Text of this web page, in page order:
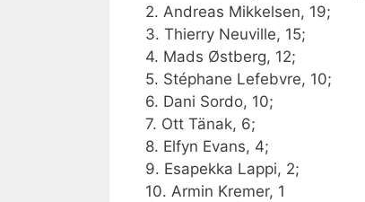
2. Andreas Mikkelsen, 19;
3. Thierry Neuville, 15;
4. Mads Østberg, 12;
5. Stéphane Lefebvre, 10;
6. Dani Sordo, 10;
7. Ott Tänak, 6;
8. Elfyn Evans, 4;
9. Esapekka Lappi, 2;
10. Armin Kremer, 1